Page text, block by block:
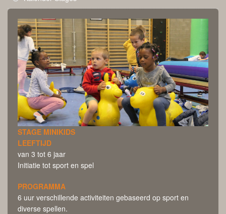
STAGE MINIKIDS
LEEFTIJD
van 3 tot 6 jaar
Initiatie tot sport en spel
PROGRAMMA
6 uur verschillende activiteiten gebaseerd op sport en
diverse spellen.